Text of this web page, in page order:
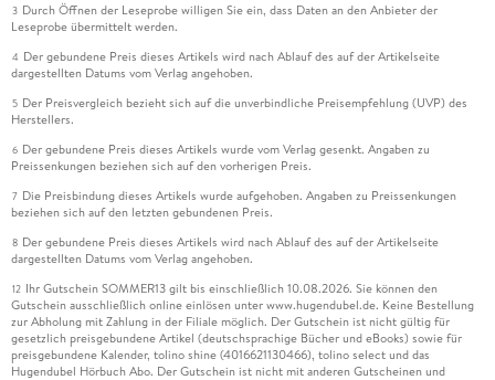
3 Durch Öffnen der Leseprobe willigen Sie ein, dass Daten an den Anbieter der
Leseprobe übermittelt werden.
4 Der gebundene Preis dieses Artikels wird nach Ablauf des auf der Artikelseite
dargestellten Datums vom Verlag angehoben.
5 Der Preisvergleich bezieht sich auf die unverbindliche Preisempfehlung (UVP) des
Herstellers.
6 Der gebundene Preis dieses Artikels wurde vom Verlag gesenkt. Angaben zu
Preissenkungen beziehen sich auf den vorherigen Preis.
7 Die Preisbindung dieses Artikels wurde aufgehoben. Angaben zu Preissenkungen
beziehen sich auf den letzten gebundenen Preis.
8 Der gebundene Preis dieses Artikels wird nach Ablauf des auf der Artikelseite
dargestellten Datums vom Verlag angehoben.
12 Ihr Gutschein SOMMER13 gilt bis einschließlich 10.08.2026. Sie können den
Gutschein ausschließlich online einlösen unter www.hugendubel.de. Keine Bestellung
zur Abholung mit Zahlung in der Filiale möglich. Der Gutschein ist nicht gültig für
gesetzlich preisgebundene Artikel (deutschsprachige Bücher und eBooks) sowie für
preisgebundene Kalender, tolino shine (4016621130466), tolino select und das
Hugendubel Hörbuch Abo. Der Gutschein ist nicht mit anderen Gutscheinen und